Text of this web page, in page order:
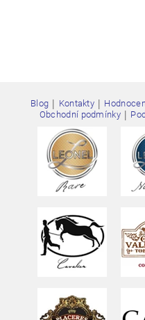
Vložením hodnocení
osobních údajů
Blog | Kontakty |
Obchodní podmínky |